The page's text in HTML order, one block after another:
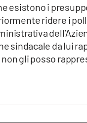
esistono i
ridere i
sindacale da lui
gli posso